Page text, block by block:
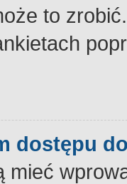
to
dostępu
mieć